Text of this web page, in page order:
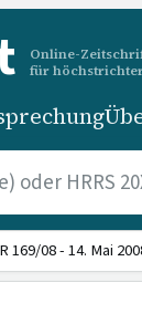
Online-
für
169/08 - 14. Mai